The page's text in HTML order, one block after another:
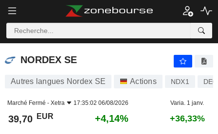
NORDEX SE
NORDEX SE
Autres langues Nordex SE Actions NDX1
Marché Fermé - Xetra 17:35:02 06/08/2026 Varia. 1 janv.
39,70 EUR +4,14% +36,33%